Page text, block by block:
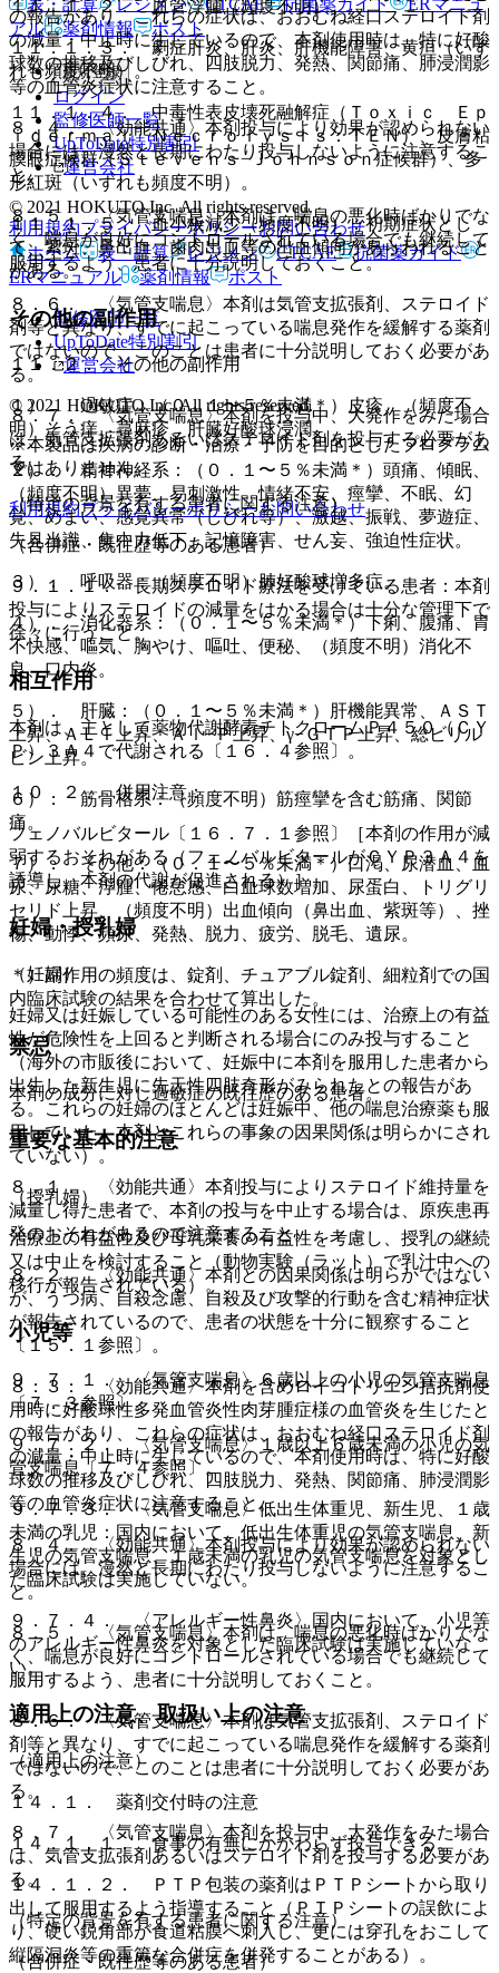
の報告があり、これらの症状は、おおむね経口ステロイド剤
の減量・中止時に生じているので、本剤使用時は、特に好酸
球数の推移及びしびれ、四肢脱力、発熱、関節痛、肺浸潤影
等の血管炎症状に注意すること。
８．４． 〈効能共通〉本剤投与により効果が認められない
場合には、漫然と長期にわたり投与しないように注意するこ
と。
８．５． 〈気管支喘息〉本剤は、喘息の悪化時ばかりでな
く、喘息が良好にコントロールされている場合でも継続して
服用するよう、患者に十分説明しておくこと。
８．６． 〈気管支喘息〉本剤は気管支拡張剤、ステロイド
剤等と異なり、すでに起こっている喘息発作を緩解する薬剤
ではないので、このことは患者に十分説明しておく必要があ
る。
８．７． 〈気管支喘息〉本剤を投与中、大発作をみた場合
は、気管支拡張剤あるいはステロイド剤を投与する必要があ
る。
（特定の背景を有する患者に関する注意）
（合併症・既往歴等のある患者）
９．１．１． 長期ステロイド療法を受けている患者：本剤
投与によりステロイドの減量をはかる場合は十分な管理下で
徐々に行うこと。
相互作用
本剤は、主として薬物代謝酵素チトクロームＰ４５０（ＣＹ
Ｐ）３Ａ４で代謝される〔１６．４参照〕。
１０．２． 併用注意：
フェノバルビタール〔１６．７．１参照〕［本剤の作用が減
弱するおそれがある（フェノバルビタールがＣＹＰ３Ａ４を
誘導し、本剤の代謝が促進される）］。
妊婦・授乳婦
（妊婦）
妊婦又は妊娠している可能性のある女性には、治療上の有益
性が危険性を上回ると判断される場合にのみ投与すること
（海外の市販後において、妊娠中に本剤を服用した患者から
出生した新生児に先天性四肢奇形がみられたとの報告があ
る。これらの妊婦のほとんどは妊娠中、他の喘息治療薬も服
用していた。本剤とこれらの事象の因果関係は明らかにされ
ていない）。
（授乳婦）
治療上の有益性及び母乳栄養の有益性を考慮し、授乳の継続
又は中止を検討すること（動物実験（ラット）で乳汁中への
移行が報告されている）。
小児等
９．７．１． 〈気管支喘息〉６歳以上の小児の気管支喘息
〔７．３参照〕。
９．７．２． 〈気管支喘息〉１歳以上６歳未満の小児の気
管支喘息〔７．４参照〕。
９．７．３． 〈気管支喘息〉低出生体重児、新生児、１歳
未満の乳児：国内において、低出生体重児の気管支喘息、新
生児の気管支喘息、１歳未満の乳児の気管支喘息を対象とし
た臨床試験は実施していない。
９．７．４． 〈アレルギー性鼻炎〉国内において、小児等
のアレルギー性鼻炎を対象とした臨床試験は実施していな
い。
適用上の注意、取扱い上の注意
（適用上の注意）
１４．１． 薬剤交付時の注意
１４．１．１． 食事の有無にかかわらず投与できる。
１４．１．２． ＰＴＰ包装の薬剤はＰＴＰシートから取り
出して服用するよう指導すること（ＰＴＰシートの誤飲によ
り、硬い鋭角部が食道粘膜へ刺入し、更には穿孔をおこして
縦隔洞炎等の重篤な合併症を併発することがある）。
１１．１．２． 血管浮腫（頻度不明）。
１１．１．３． 劇症肝炎、肝炎、肝機能障害、黄疸（いず
れも頻度不明）。
１１．１．４． 中毒性表皮壊死融解症（Ｔｏｘｉｃ Ｅｐ
ｉｄｅｒｍａｌ Ｎｅｃｒｏｌｙｓｉｓ：ＴＥＮ）、皮膚粘
膜眼症候群（Ｓｔｅｖｅｎｓ−Ｊｏｈｎｓｏｎ症候群）、多
形紅斑（いずれも頻度不明）。
１１．１．５． 血小板減少（頻度不明）：初期症状とし
て、紫斑、鼻出血、歯肉出血等の出血傾向があらわれること
がある。
その他の副作用
１１．２． その他の副作用
１）． 過敏症：（０．１〜５％未満＊）皮疹、（頻度不
明）そう痒、蕁麻疹、肝臓好酸球浸潤。
２）． 精神神経系：（０．１〜５％未満＊）頭痛、傾眠、
（頻度不明）異夢、易刺激性、情緒不安、痙攣、不眠、幻
覚、めまい、感覚異常（しびれ等）、激越、振戦、夢遊症、
失見当識、集中力低下、記憶障害、せん妄、強迫性症状。
３）． 呼吸器：（頻度不明）肺好酸球増多症。
４）． 消化器系：（０．１〜５％未満＊）下痢、腹痛、胃
不快感、嘔気、胸やけ、嘔吐、便秘、（頻度不明）消化不
良、口内炎。
５）． 肝臓：（０．１〜５％未満＊）肝機能異常、ＡＳＴ
上昇、ＡＬＴ上昇、Ａｌ−Ｐ上昇、γ−ＧＴＰ上昇、総ビリル
ビン上昇。
６）． 筋骨格系：（頻度不明）筋痙攣を含む筋痛、関節
痛。
７）． その他：（０．１〜５％未満＊）口渇、尿潜血、血
尿、尿糖、浮腫、倦怠感、白血球数増加、尿蛋白、トリグリ
セリド上昇、（頻度不明）出血傾向（鼻出血、紫斑等）、挫
傷、動悸、頻尿、発熱、脱力、疲労、脱毛、遺尿。
＊）副作用の頻度は、錠剤、チュアブル錠剤、細粒剤での国
内臨床試験の結果を合わせて算出した。
禁忌
本剤の成分に対し過敏症の既往歴のある患者。
重要な基本的注意
８．１． 〈効能共通〉本剤投与によりステロイド維持量を
減量し得た患者で、本剤の投与を中止する場合は、原疾患再
発のおそれがあるので注意すること。
８．２． 〈効能共通〉本剤との因果関係は明らかではない
が、うつ病、自殺念慮、自殺及び攻撃的行動を含む精神症状
が報告されているので、患者の状態を十分に観察すること
〔１５．１参照〕。
８．３． 〈効能共通〉本剤を含めロイコトリエン拮抗剤使
用時に好酸球性多発血管炎性肉芽腫症様の血管炎を生じたと
の報告があり、これらの症状は、おおむね経口ステロイド剤
の減量・中止時に生じているので、本剤使用時は、特に好酸
球数の推移及びしびれ、四肢脱力、発熱、関節痛、肺浸潤影
等の血管炎症状に注意すること。
８．４． 〈効能共通〉本剤投与により効果が認められない
場合には、漫然と長期にわたり投与しないように注意するこ
と。
８．５． 〈気管支喘息〉本剤は、喘息の悪化時ばかりでな
く、喘息が良好にコントロールされている場合でも継続して
服用するよう、患者に十分説明しておくこと。
８．６． 〈気管支喘息〉本剤は気管支拡張剤、ステロイド
剤等と異なり、すでに起こっている喘息発作を緩解する薬剤
ではないので、このことは患者に十分説明しておく必要があ
る。
８．７． 〈気管支喘息〉本剤を投与中、大発作をみた場合
は、気管支拡張剤あるいはステロイド剤を投与する必要があ
る。
（特定の背景を有する患者に関する注意）
（合併症・既往歴等のある患者）
アル
薬剤情報 ポスト
新規登録
ログイン
監修医師一覧
UpToDate特別割引
運営会社
© 2021 HOKUTO Inc. All rights reserved.
利用規約プライバシーポリシーお問い合わせ
ホーム
表・計算 レジメン CTCAE
抗菌薬ガイド
ERマニュアル
薬剤情報 ポスト
監修医師一覧
UpToDate特別割引
運営会社
© 2021 HOKUTO Inc. All rights reserved.
※本製品は疾病の診断・治療・予防を目的としたプログラム
ではありません。
利用規約プライバシーポリシーお問い合わせ